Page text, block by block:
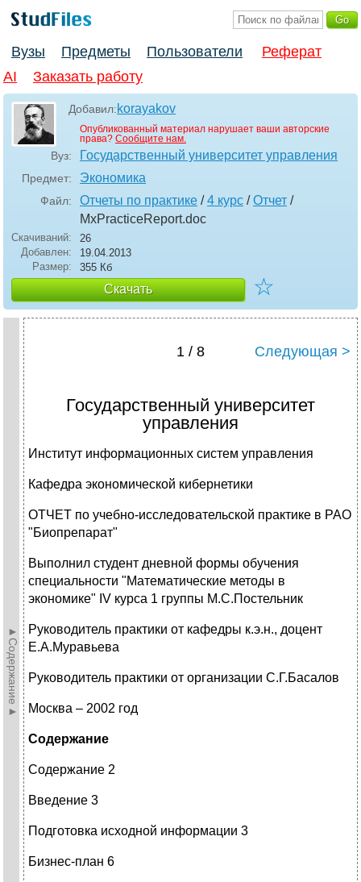
Вузы Предметы Пользователи
Реферат
AI
Заказать работу
Добавил:korayakov
Опубликованный материал нарушает ваши авторские
права? Сообщите нам.
Вуз: Государственный университет управления
Предмет: Экономика
Файл: Отчеты по практике /4 курс /Отчет /
MxPracticeReport.doc
Скачиваний:
26
Добавлен:
19.04.2013
Размер:
355 Кб
Скачать ☆
►Содержание►
1 / 8 Следующая >
Государственный университет
управления
Институт информационных систем управления
Кафедра экономической кибернетики
ОТЧЕТ по учебно-исследовательской практике в РАО
"Биопрепарат"
Выполнил студент дневной формы обучения
специальности "Математические методы в
экономике" IV курса 1 группы М.С.Постельник
Руководитель практики от кафедры к.э.н., доцент
Е.А.Муравьева
Руководитель практики от организации С.Г.Басалов
Москва – 2002 год
Содержание
Содержание 2
Введение 3
Подготовка исходной информации 3
Бизнес-план 6